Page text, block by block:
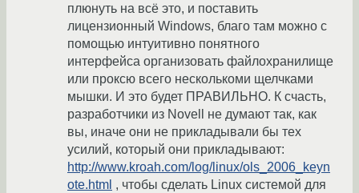
плюнуть на всё это, и поставить
лицензионный Windows, благо там можно с
помощью интуитивно понятного
интерфейса организовать файлохранилище
или проксю всего несколькоми щелчками
мышки. И это будет ПРАВИЛЬНО. К счасть,
разработчики из Novell не думают так, как
вы, иначе они не прикладывали бы тех
усилий, который они прикладывают:
http://www.kroah.com/log/linux/ols_2006_keyn
ote.html , чтобы сделать Linux системой для